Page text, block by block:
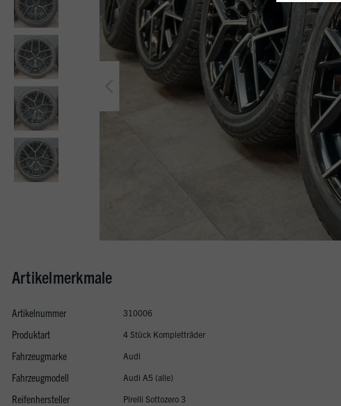
Artikelmerkmale
Artikelnummer 310006
Produktart 4 Stück Kompletträder
Fahrzeugmarke Audi
Fahrzeugmodell Audi A5 (alle)
Reifenhersteller Pirelli Sottozero 3